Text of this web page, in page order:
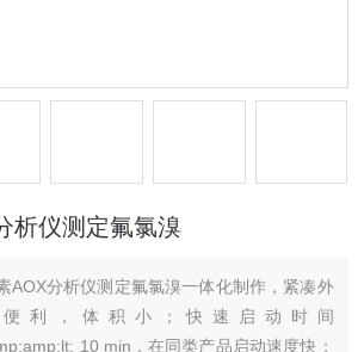
析仪测定氟氯溴
AOX分析仪测定氟氯溴一体化制作，紧凑外
利，体积小；快速启动时间
10 min，在同类产品启动速度快；